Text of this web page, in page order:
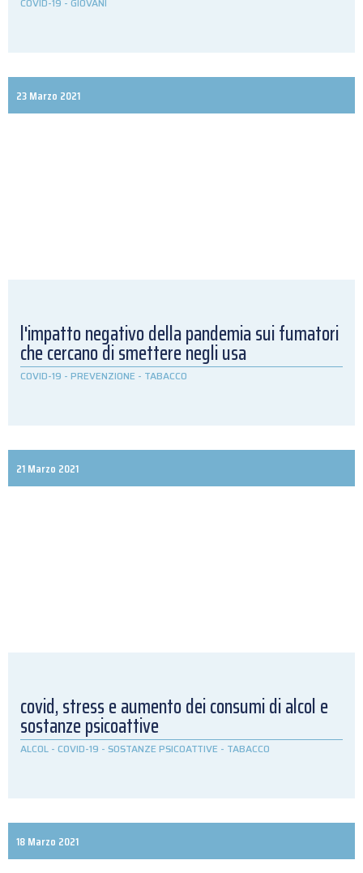
23 Marzo 2021
l'impatto negativo della pandemia sui fumatori
che cercano di smettere negli usa
COVID-19 - PREVENZIONE - TABACCO
21 Marzo 2021
covid, stress e aumento dei consumi di alcol e
sostanze psicoattive
ALCOL - COVID-19 - SOSTANZE PSICOATTIVE - TABACCO
18 Marzo 2021